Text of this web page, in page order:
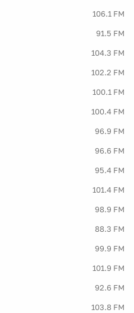
106.1 FM
91.5 FM
104.3 FM
102.2 FM
100.1 FM
100.4 FM
96.9 FM
96.6 FM
95.4 FM
101.4 FM
98.9 FM
88.3 FM
99.9 FM
101.9 FM
92.6 FM
103.8 FM